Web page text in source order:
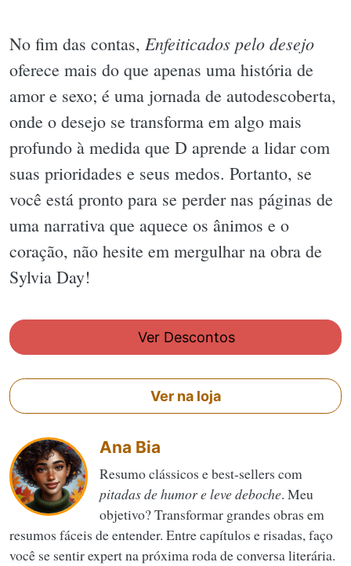
No fim das contas, Enfeiticados pelo desejo
oferece mais do que apenas uma história de
amor e sexo; é uma jornada de autodescoberta,
onde o desejo se transforma em algo mais
profundo à medida que D aprende a lidar com
suas prioridades e seus medos. Portanto, se
você está pronto para se perder nas páginas de
uma narrativa que aquece os ânimos e o
coração, não hesite em mergulhar na obra de
Sylvia Day!
Ver Descontos
Ver na loja
Ana Bia
Resumo clássicos e best-sellers com
pitadas de humor e leve deboche. Meu
objetivo? Transformar grandes obras em
resumos fáceis de entender. Entre capítulos e risadas, faço
você se sentir expert na próxima roda de conversa literária.